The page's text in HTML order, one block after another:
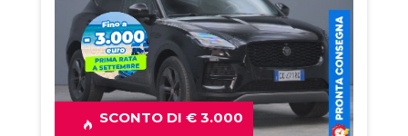
SCONTO DI € 3.000